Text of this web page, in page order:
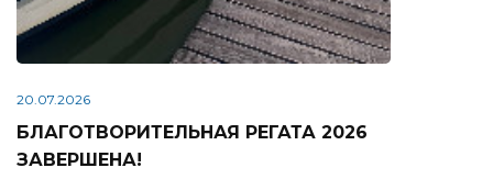
20.07.2026
БЛАГОТВОРИТЕЛЬНАЯ РЕГАТА 2026
ЗАВЕРШЕНА!